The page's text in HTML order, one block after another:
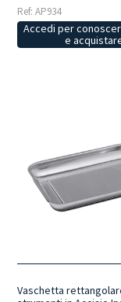
Ref: AP934
Accedi per
e
Vaschetta